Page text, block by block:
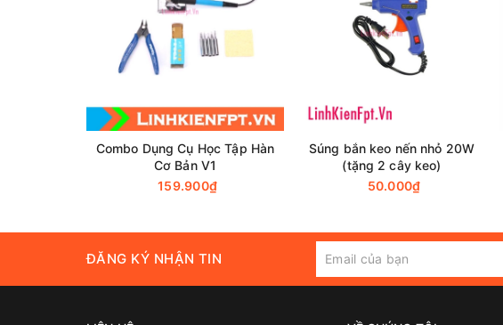
Combo Dụng Cụ Học Tập Hàn
Cơ Bản V1
159.900₫
Súng bắn keo nến nhỏ 20W
(tặng 2 cây keo)
50.000₫
ĐĂNG KÝ NHẬN TIN